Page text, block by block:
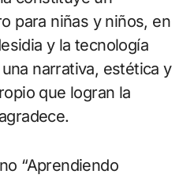
para niñas y niños, en
y la tecnología
narrativa, estética y
que logran la
“Aprendiendo